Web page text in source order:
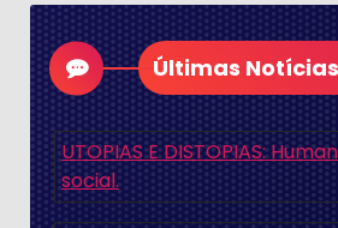
Últimas Notícias
UTOPIAS E DISTOPIAS:
social.